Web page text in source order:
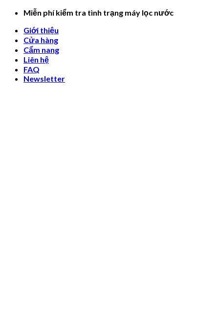
Skip
content
Miễn phí kiểm tra tình trạng máy lọc nước
Giới thiệu
Cửa hàng
Cẩm nang
Liên hệ
FAQ
Newsletter